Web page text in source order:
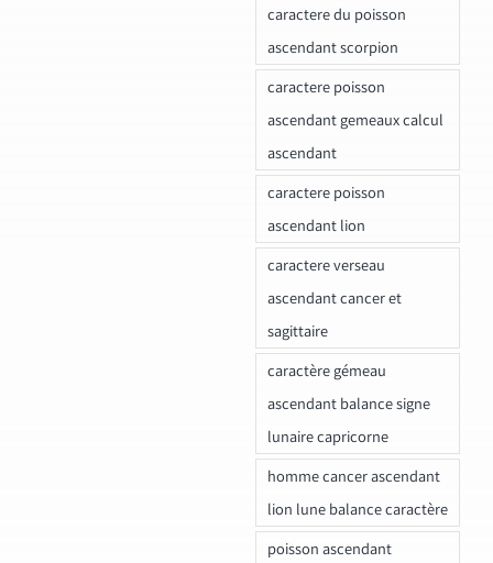
caractere du poisson
ascendant scorpion
caractere poisson
ascendant gemeaux calcul
ascendant
caractere poisson
ascendant lion
caractere verseau
ascendant cancer et
sagittaire
caractère gémeau
ascendant balance signe
lunaire capricorne
homme cancer ascendant
lion lune balance caractère
poisson ascendant